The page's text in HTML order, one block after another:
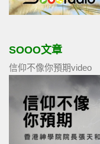
SOOO文章
信仰不像你預期video